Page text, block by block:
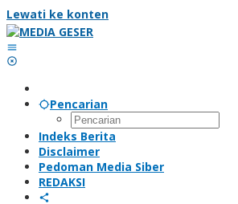
Lewati ke konten
Pencarian
Indeks Berita
Disclaimer
Pedoman Media Siber
REDAKSI